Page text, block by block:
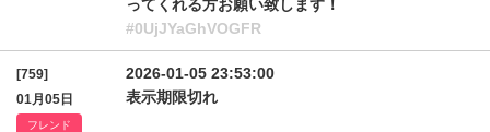
ってくれる方お願い致します！
#0UjJYaGhVOGFR
[759]
01月05日
フレンド
2026-01-05 23:53:00
表示期限切れ